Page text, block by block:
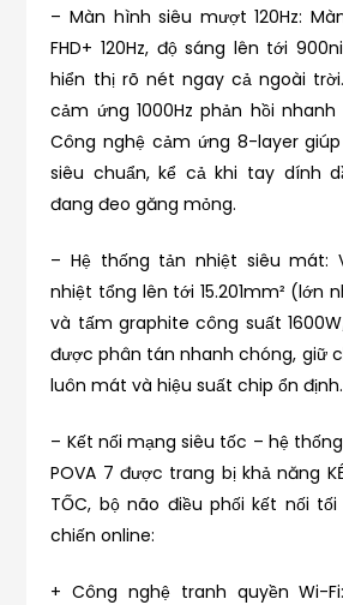
– Màn hình siêu mượt 120Hz:
FHD+ 120Hz, độ sáng lên tới
hiển thị rõ nét ngay cả ngoài
cảm ứng 1000Hz phản hồi
Công nghệ cảm ứng 8-layer
siêu chuẩn, kể cả khi tay dính
đang đeo găng mỏng.
– Hệ thống tản nhiệt siêu mát:
nhiệt tổng lên tới 15.201mm² (lớn
và tấm graphite công suất
được phân tán nhanh chóng, giữ
luôn mát và hiệu suất chip ổn định.
– Kết nối mạng siêu tốc – hệ
POVA 7 được trang bị khả năng
TỐC, bộ não điều phối kết nối
chiến online:
+ Công nghệ tranh quyền Wi-